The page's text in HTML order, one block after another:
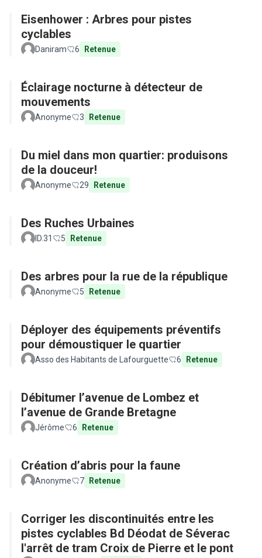
Eisenhower : Arbres pour pistes
cyclables
Daniram 6 Retenue
Éclairage nocturne à détecteur de
mouvements
Anonyme 3 Retenue
Du miel dans mon quartier: produisons
de la douceur!
Anonyme 29 Retenue
Des Ruches Urbaines
ID.31 5 Retenue
Des arbres pour la rue de la république
Anonyme 5 Retenue
Déployer des équipements préventifs
pour démoustiquer le quartier
Asso des Habitants de Lafourguette 6 Retenue
Débitumer l’avenue de Lombez et
l’avenue de Grande Bretagne
Jérôme 6 Retenue
Création d’abris pour la faune
Anonyme 7 Retenue
Corriger les discontinuités entre les
pistes cyclables Bd Déodat de Séverac
l'arrêt de tram Croix de Pierre et le pont